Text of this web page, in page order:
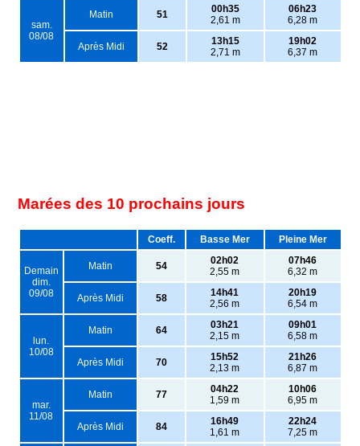
sam.
08/08
Matin 51
00h35
2,61 m
06h23
6,28 m
Après Midi 52
13h15
2,71 m
19h02
6,37 m
Marées des 10 prochains jours
Coeff. Basse Mer Pleine Mer
Demain
dim.
09/08
Matin 54
02h02
2,55 m
07h46
6,32 m
Après Midi 58
14h41
2,56 m
20h19
6,54 m
lun.
10/08
Matin 64
03h21
2,15 m
09h01
6,58 m
Après Midi 70
15h52
2,13 m
21h26
6,87 m
mar.
11/08
Matin 77
04h22
1,59 m
10h06
6,95 m
Après Midi 84
16h49
1,61 m
22h24
7,25 m